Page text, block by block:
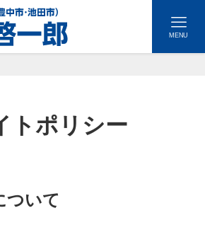
MENU
トポリシー
ついて